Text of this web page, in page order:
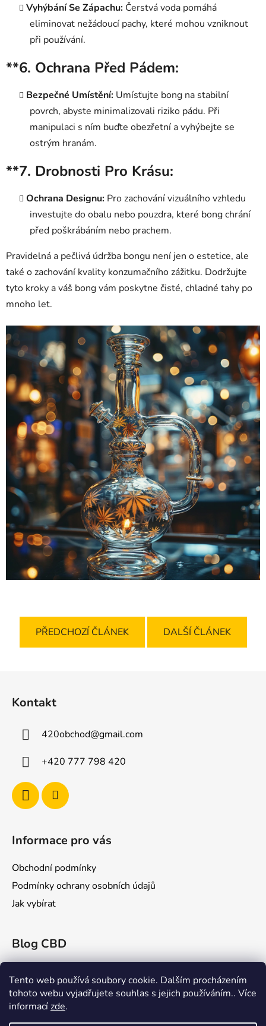
Tento web používá soubory cookie. Dalším procházením
tohoto webu vyjadřujete souhlas s jejich používáním.. Více
informacízde.
Vyhýbání Se Zápachu: Čerstvá voda pomáhá
eliminovat nežádoucí pachy, které mohou vzniknout
při používání.
**6. Ochrana Před Pádem:
Bezpečné Umístění: Umísťujte bong na stabilní
povrch, abyste minimalizovali riziko pádu. Při
manipulaci s ním buďte obezřetní a vyhýbejte se
ostrým hranám.
**7. Drobnosti Pro Krásu:
Ochrana Designu: Pro zachování vizuálního vzhledu
investujte do obalu nebo pouzdra, které bong chrání
před poškrábáním nebo prachem.
Pravidelná a pečlivá údržba bongu není jen o estetice, ale
také o zachování kvality konzumačního zážitku. Dodržujte
tyto kroky a váš bong vám poskytne čisté, chladné tahy po
mnoho let.
PŘEDCHOZÍ ČLÁNEK DALŠÍ ČLÁNEK
Kontakt
420obchod@gmail.com
+420 777 798 420
Informace pro vás
Obchodní podmínky
Podmínky ochrany osobních údajů
Jak vybírat
Blog CBD
Ostravě
CBD a Jeho Účinky na Žilní Systém: Co Říká
Věda?